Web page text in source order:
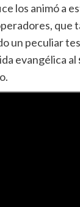
los animó a
que
un peculiar
evangélica al